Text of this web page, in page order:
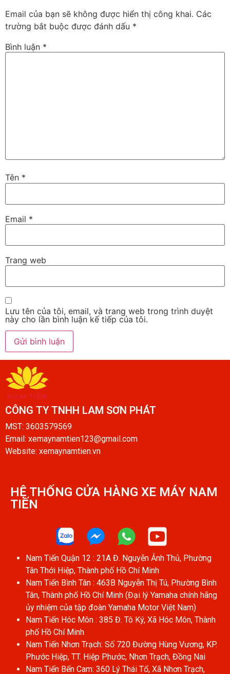
Email của bạn sẽ không được hiển thị công khai. Các
trường bắt buộc được đánh dấu *
Bình luận *
Tên *
Email *
Trang web
Lưu tên của tôi, email, và trang web trong trình duyệt
này cho lần bình luận kế tiếp của tôi.
CÔNG TY TNHH LAM SƠN PHÁT​
MST: 3603579569
Email: xemaynamtien123@gmail.com
Website: xemaynamtien.vn
HỆ THỐNG CỬA HÀNG XE MÁY NAM
TIẾN​
Nam Tiến Quận 12 : 21A Đ. Nguyễn Ảnh Thủ, Phường
Tân Thới Hiệp, Thành phố Hồ Chí Minh
Nam Tiến Bình Tân : 463B Nguyễn Thị Tú, Phường Bình
Tân, Thành phố Hồ Chí Minh (Đại lý Yamaha chính hãng
ủy nhiệm của tập đoàn Yamaha Motor Việt Nam)
Nam Tiến Hóc Môn : 385 Đ. Tô Ký, Xã Hóc Môn, Thành
phố Hồ Chí Minh
Nam Tiến Nhơn Trạch: Số 720 Đường Hùng Vương, KP.
Phước Hiệp, TT. Hiệp Phước, Nhơn Trạch, Đồng Nai
Nam Tiến Bến Cam: 360 Lý Thái Tổ, Xã Nhơn Trạch,